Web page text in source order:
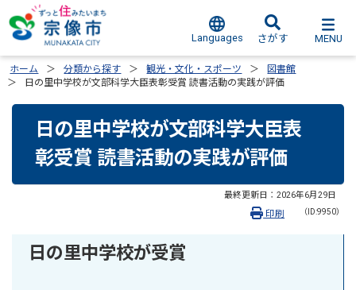
Languages さがす MENU
ホーム 分類から探す 観光・文化・スポーツ
図書館
日の里中学校が文部科学大臣表彰受賞 読書活動の実践が評価
日の里中学校が文部科学大臣表
彰受賞 読書活動の実践が評価
最終更新日： 2026年6月29日
（ID:9950）
印刷
日の里中学校が受賞